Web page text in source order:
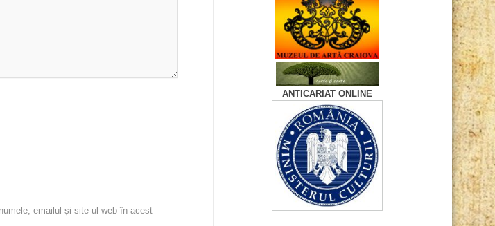
emailul și site-ul web în acest
ANTICARIAT ONLINE